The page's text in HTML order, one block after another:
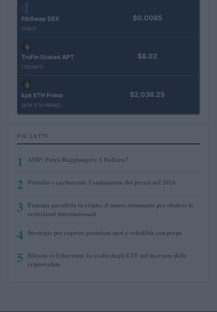
FibSwap DEX
(FIBO)
$0.0085
TruFin Staked APT
(TRUAPT)
$8.02
kpk ETH Prime
(KPK ETH PRIME)
$2,036.25
PIÙ LETTI
1 AMP: Potrà Raggiungere 1 Dollaro?
2 Petrolio e carburanti: l’andamento dei prezzi nel 2026
3 Finanza parallela in cripto: il nuovo strumento per eludere le
restrizioni internazionali
4 Strategie per coprire posizioni spot e volatilità con perps
5 Bitcoin vs Ethereum: la svolta degli ETF nel mercato delle
criptovalute